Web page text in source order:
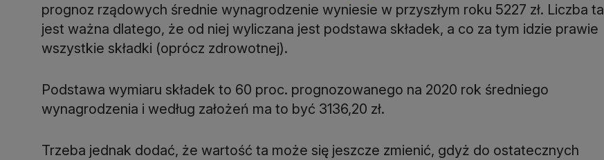
prognoz rządowych średnie wynagrodzenie wyniesie w przyszłym roku 5227 zł. Liczba ta
jest ważna dlatego, że od niej wyliczana jest podstawa składek, a co za tym idzie prawie
wszystkie składki (oprócz zdrowotnej).
Podstawa wymiaru składek to 60 proc. prognozowanego na 2020 rok średniego
wynagrodzenia i według założeń ma to być 3136,20 zł.
Trzeba jednak dodać, że wartość ta może się jeszcze zmienić, gdyż do ostatecznych